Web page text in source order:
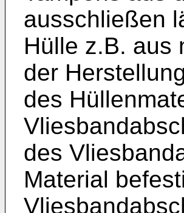
ausschließen
Hülle z.B. aus
der
des
des
Material